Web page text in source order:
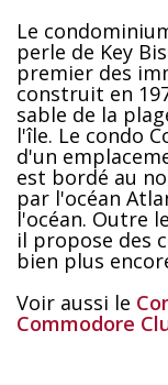
Le
perle de Key
premier des
construit en
sable de la
l'île. Le condo
d'un
est bordé au
par l'océan
l'océan. Outre
il propose des
bien plus
Voir aussi le
Commodore